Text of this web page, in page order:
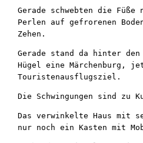
Gerade schwebten die
Perlen auf gefrorenen
Zehen.
Gerade stand da hinter den
Hügel eine Märchenburg,
Touristenausflugsziel.
Die Schwingungen sind zu
Das verwinkelte Haus mit
nur noch ein Kasten mit